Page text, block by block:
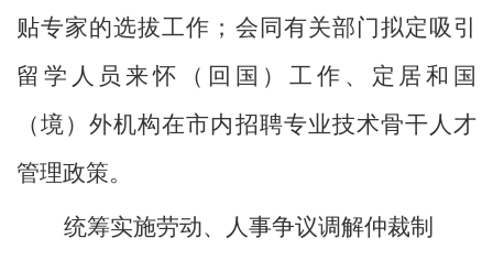
贴专家的选拔工作；会同有关部门拟定吸引
留学人员来怀（回国）工作、定居和国
（境）外机构在市内招聘专业技术骨干人才
管理政策。
统筹实施劳动、人事争议调解仲裁制